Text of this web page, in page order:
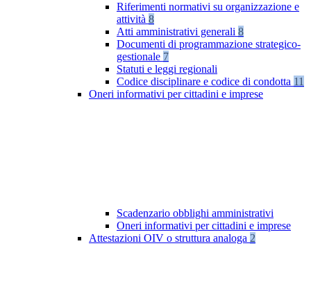
Riferimenti normativi su organizzazione e
attività 8
Atti amministrativi generali 8
Documenti di programmazione strategico-
gestionale 7
Statuti e leggi regionali
Codice disciplinare e codice di condotta 11
Oneri informativi per cittadini e imprese
Scadenzario obblighi amministrativi
Oneri informativi per cittadini e imprese
Attestazioni OIV o struttura analoga 2